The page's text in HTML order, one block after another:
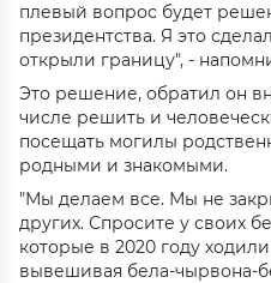
плевый вопрос будет
президентства. Я это
открыли границу", -
Это решение, обратил он
числе решить и
посещать могилы
родными и знакомыми.
"Мы делаем все. Мы не
других. Спросите у своих
которые в 2020 году
вывешивая бела-чырвона-